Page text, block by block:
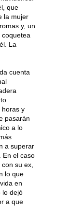
que
la mujer
y, un
La
cuenta
horas y
pasarán
a lo
a superar
En el caso
su ex,
lo que
en
lo dejó
a que